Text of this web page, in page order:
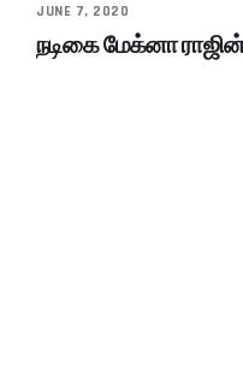
JUNE 7, 2020
நடிகை மேக்னா